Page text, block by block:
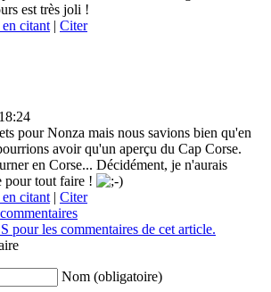
est très joli !
citant | Citer
pour Nonza mais nous savions bien qu'en
avoir qu'un aperçu du Cap Corse.
en Corse... Décidément, je n'aurais
pour tout faire !
citant | Citer
pour les commentaires de cet article.
Nom (obligatoire)